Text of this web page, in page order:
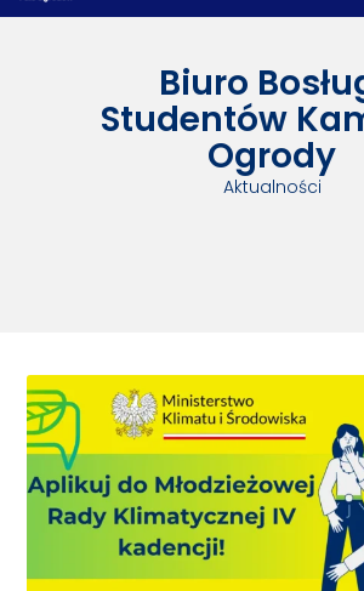
Biuro
Studentów
Ogrody
Aktualności